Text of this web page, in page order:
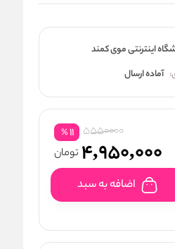
اینترنتی موی کمند
آماده ارسال
5550000
11
%
4,950,000 تومان
اضافه به سبد